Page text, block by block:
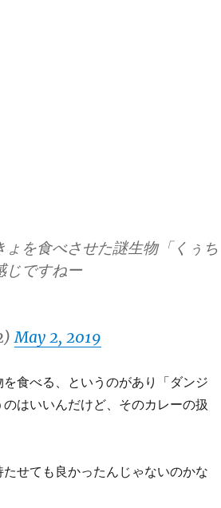
を食べさせた謎生物「くぅち
じですねー
May 2, 2019
食べる、というのがあり「ダンジ
はいいんだけど、そのカレーの扱
せても良かったんじゃないのかな